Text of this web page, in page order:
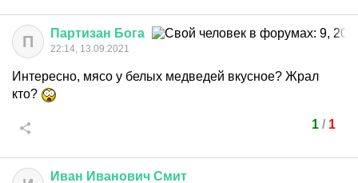
П Партизан Бога
22:14, 13.09.2021
Интересно, мясо у белых медведей вкусное? Жрал
кто?
1/ 1
Иван Иванович Смит